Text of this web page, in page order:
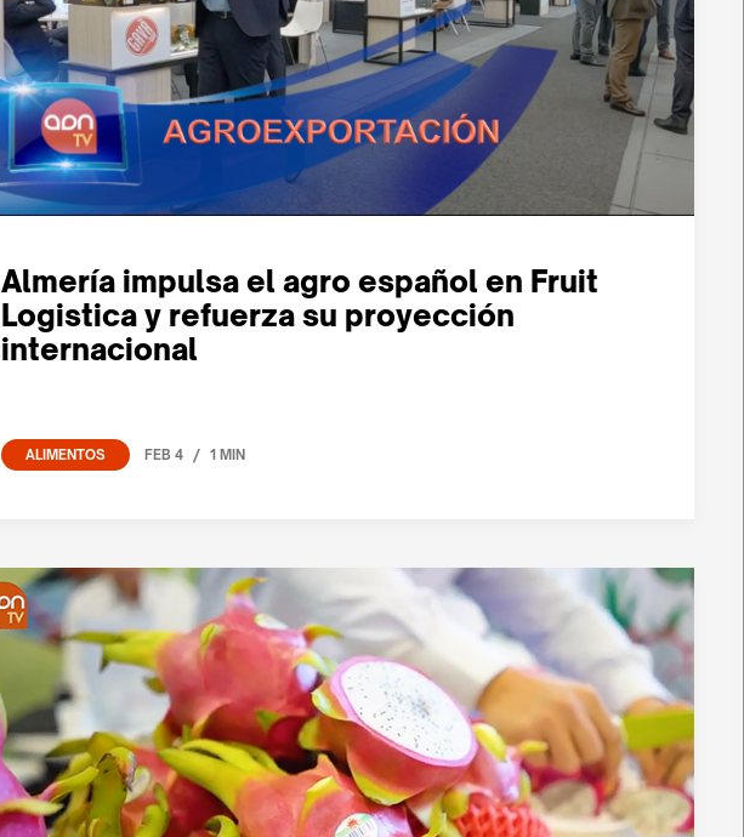
Almería impulsa el agro español en Fruit
Logistica y refuerza su proyección
internacional
ALIMENTOS FEB 4 / 1 MIN